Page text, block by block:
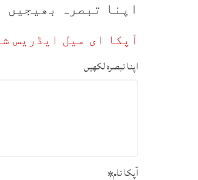
اپنا تبصرہ بھیجیں
آپکا ای میل ایڈریس
اپنا تبصرہ لکھیں
آپکا نام*